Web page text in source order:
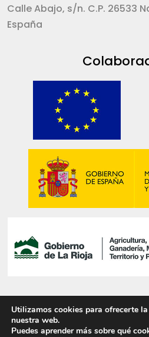
Calle Abajo, s/n. C.P. 26533
España
© 2025 PIRITAS DE
Utilizamos cookies para ofrecerte
nuestra web.
Puedes aprender más sobre qué